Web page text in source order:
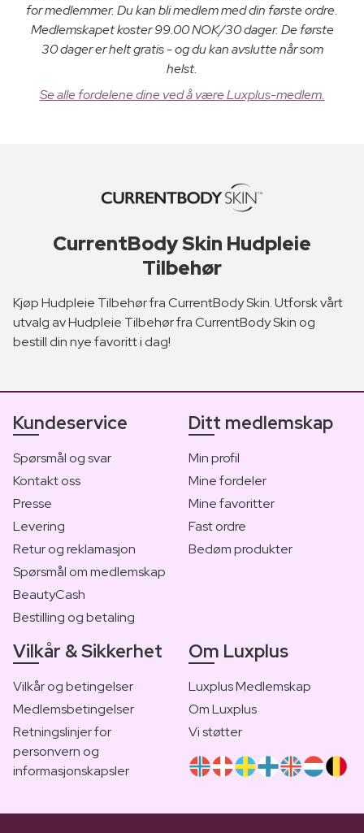
for medlemmer. Du kan bli medlem med din første ordre.
Medlemskapet koster 99.00 NOK/30 dager. De første
30 dager er helt gratis - og du kan avslutte når som
helst.
Se alle fordelene dine ved å være Luxplus-medlem.
CurrentBody Skin Hudpleie
Tilbehør
Kjøp Hudpleie Tilbehør fra CurrentBody Skin. Utforsk vårt
utvalg av Hudpleie Tilbehør fra CurrentBody Skin og
bestill din nye favoritt i dag!
Kundeservice
Spørsmål og svar
Kontakt oss
Presse
Levering
Retur og reklamasjon
Spørsmål om medlemskap
BeautyCash
Bestilling og betaling
Ditt medlemskap
Min profil
Mine fordeler
Mine favoritter
Fast ordre
Bedøm produkter
Vilkår & Sikkerhet
Vilkår og betingelser
Medlemsbetingelser
Retningslinjer for
personvern og
informasjonskapsler
Om Luxplus
Luxplus Medlemskap
Om Luxplus
Vi støtter